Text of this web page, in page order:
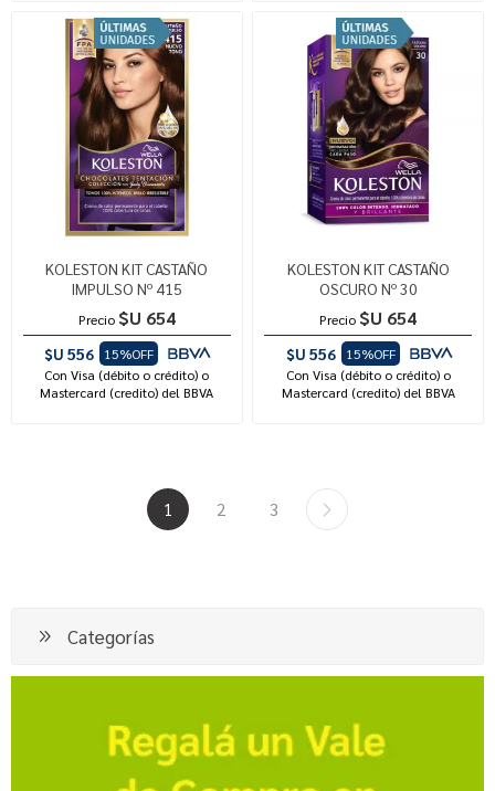
KOLESTON KIT CASTAÑO
IMPULSO Nº 415
Precio $U 654
$U 556
15%OFF
Con Visa (débito o crédito) o
Mastercard (credito) del BBVA
KOLESTON KIT CASTAÑO
OSCURO Nº 30
Precio $U 654
$U 556
15%OFF
Con Visa (débito o crédito) o
Mastercard (credito) del BBVA
1 2 3
Categorías